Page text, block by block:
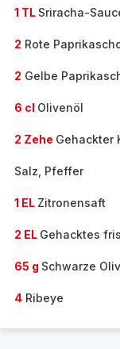
1 TL Sriracha-
2 Rote
2 Gelbe
6 cl Olivenöl
2 Zehe Gehackter
Salz, Pfeffer
1 EL Zitronensaft
2 EL Gehacktes
65 g Schwarze
4 Ribeye